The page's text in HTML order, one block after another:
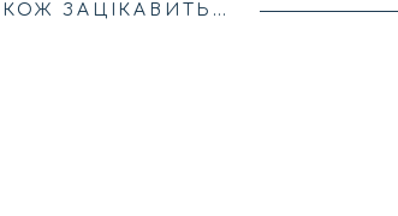
ЗАЦІКАВИТЬ…